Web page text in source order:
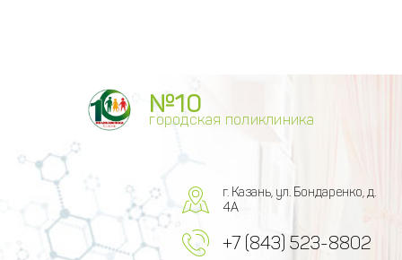
№10
городская поликлиника
г. Казань, ул. Бондаренко, д.
4А
+7 (843) 523-8802